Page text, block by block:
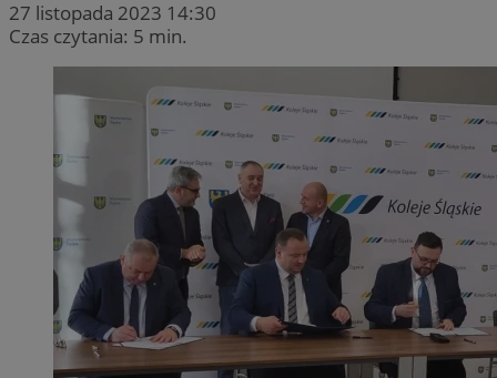
27 listopada 2023 14:30
Czas czytania: 5 min.